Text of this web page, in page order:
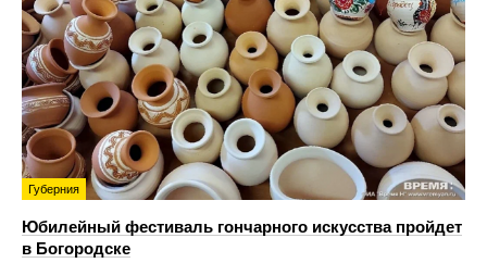
Губерния
Юбилейный фестиваль гончарного искусства пройдет
в Богородске